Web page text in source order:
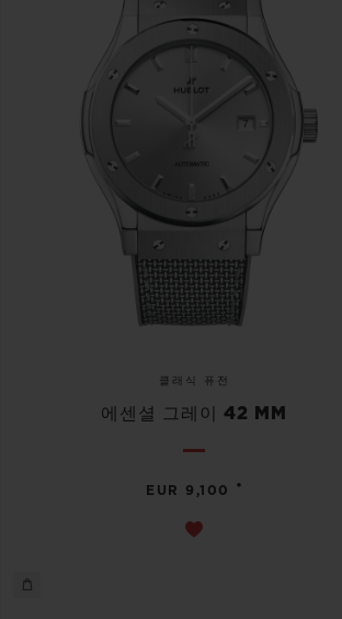
클래식 퓨전
에센셜 그레이 42 MM
EUR 9,100 •